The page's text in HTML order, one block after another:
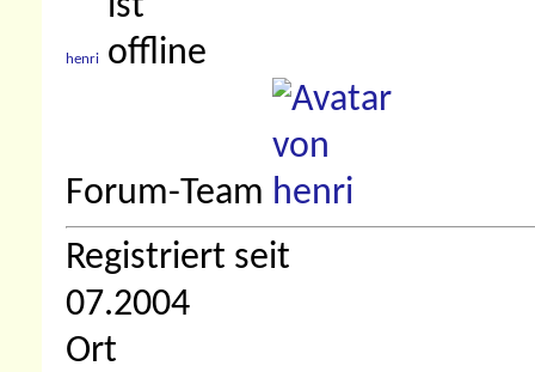
henri
Forum-Team
Registriert seit
07.2004
Ort